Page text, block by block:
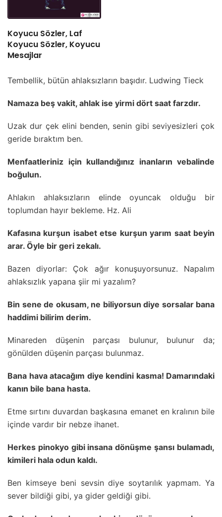
Koyucu Sözler, Laf
Koyucu Sözler, Koyucu
Mesajlar
Tembellik, bütün ahlaksızların başıdır. Ludwing Tieck
Namaza beş vakit, ahlak ise yirmi dört saat farzdır.
Uzak dur çek elini benden, senin gibi seviyesizleri çok
geride bıraktım ben.
Menfaatleriniz için kullandığınız inanların vebalinde
boğulun.
Ahlakın ahlaksızların elinde oyuncak olduğu bir
toplumdan hayır bekleme. Hz. Ali
Kafasına kurşun isabet etse kurşun yarım saat beyin
arar. Öyle bir geri zekalı.
Bazen diyorlar: Çok ağır konuşuyorsunuz. Napalım
ahlaksızlık yapana şiir mi yazalım?
Bin sene de okusam, ne biliyorsun diye sorsalar bana
haddimi bilirim derim.
Minareden düşenin parçası bulunur, bulunur da;
gönülden düşenin parçası bulunmaz.
Bana hava atacağım diye kendini kasma! Damarındaki
kanın bile bana hasta.
Etme sırtını duvardan başkasına emanet en kralının bile
içinde vardır bir nebze ihanet.
Herkes pinokyo gibi insana dönüşme şansı bulamadı,
kimileri hala odun kaldı.
Ben kimseye beni sevsin diye soytarılık yapmam. Ya
sever bildiği gibi, ya gider geldiği gibi.